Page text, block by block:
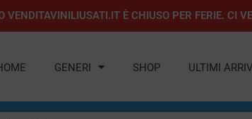
VENDITAVINILIUSATI.IT È CHIUSO PER FERIE. CI
GENERI SHOP ULTIMI